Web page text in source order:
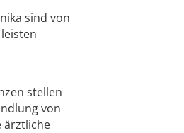
sind von
stellen
von
ärztliche